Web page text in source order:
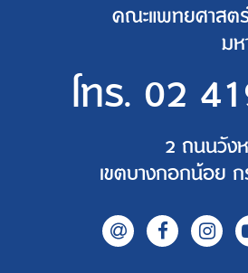
คณะแพทยศาสต
ม
โทร. 02
2 ถนนวัง
เขตบางกอกน้อย